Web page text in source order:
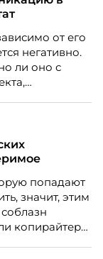
от его
негативно.
ли оно с
сокращения
внешнего
попадают
значит, этим
копирайтера